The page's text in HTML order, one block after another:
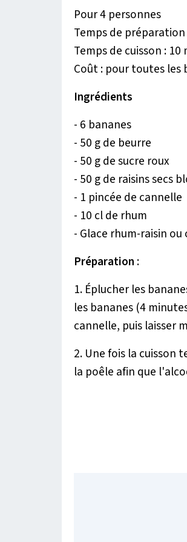
Pour 4 personnes
Temps de
Temps de cuisson : 10
Coût : pour toutes les
Ingrédients
- 6 bananes
- 50 g de beurre
- 50 g de sucre roux
- 50 g de raisins secs
- 1 pincée de cannelle
- 10 cl de rhum
- Glace rhum-raisin ou
Préparation :
1. Éplucher les
les bananes (4
cannelle, puis laisser
2. Une fois la cuisson
la poêle afin que